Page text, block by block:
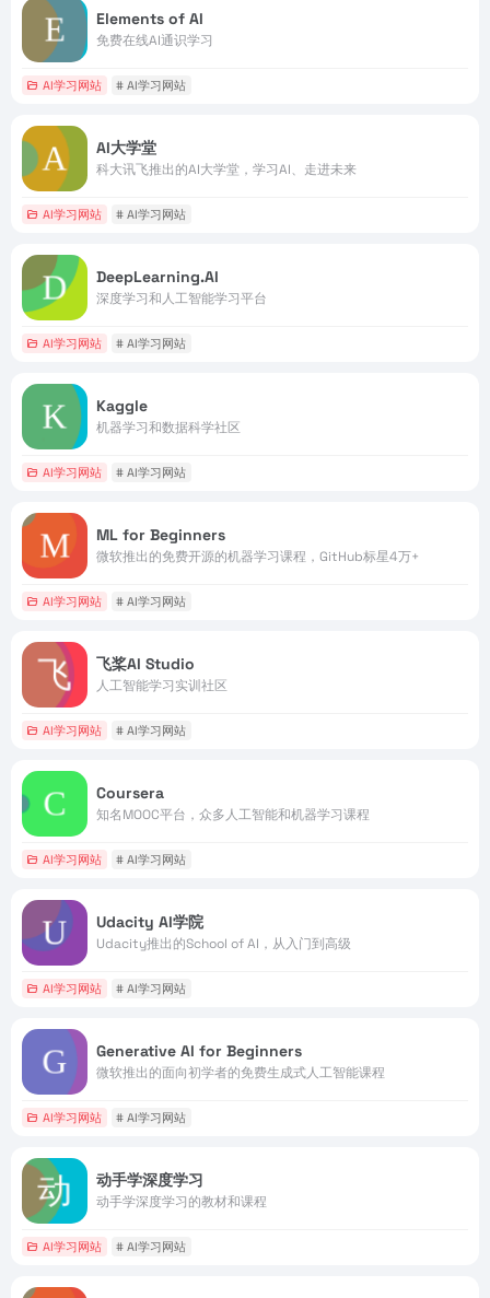
Elements of AI
免费在线AI通识学习
AI学习网站 # AI学习网站
AI大学堂
科大讯飞推出的AI大学堂，学习AI、走进未来
AI学习网站 # AI学习网站
DeepLearning.AI
深度学习和人工智能学习平台
AI学习网站 # AI学习网站
Kaggle
机器学习和数据科学社区
AI学习网站 # AI学习网站
ML for Beginners
微软推出的免费开源的机器学习课程，GitHub标星4万+
AI学习网站 # AI学习网站
飞桨AI Studio
人工智能学习实训社区
AI学习网站 # AI学习网站
Coursera
知名MOOC平台，众多人工智能和机器学习课程
AI学习网站 # AI学习网站
Udacity AI学院
Udacity推出的School of AI，从入门到高级
AI学习网站 # AI学习网站
Generative AI for Beginners
微软推出的面向初学者的免费生成式人工智能课程
AI学习网站 # AI学习网站
动手学深度学习
动手学深度学习的教材和课程
AI学习网站 # AI学习网站